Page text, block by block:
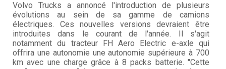
Volvo Trucks a annoncé l'introduction de plusieurs
évolutions au sein de sa gamme de camions
électriques. Ces nouvelles versions devraient être
introduites dans le courant de l'année. Il s'agit
notamment du tracteur FH Aero Electric e-axle qui
offrira une autonomie une autonomie supérieure à 700
km avec une charge grâce à 8 packs batterie. "Cette